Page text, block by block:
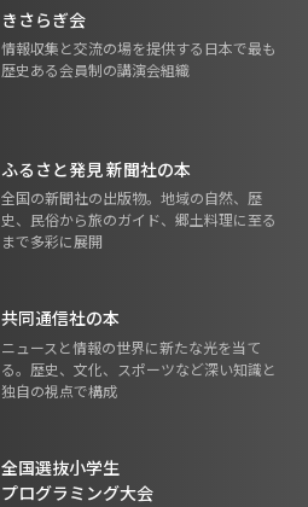
きさらぎ会
情報収集と交流の場を提供する日本で最も
歴史ある会員制の講演会組織
ふるさと発見 新聞社の本
全国の新聞社の出版物。地域の自然、歴
史、民俗から旅のガイド、郷土料理に至る
まで多彩に展開
共同通信社の本
ニュースと情報の世界に新たな光を当て
る。歴史、文化、スポーツなど深い知識と
独自の視点で構成
全国選抜小学生
プログラミング大会